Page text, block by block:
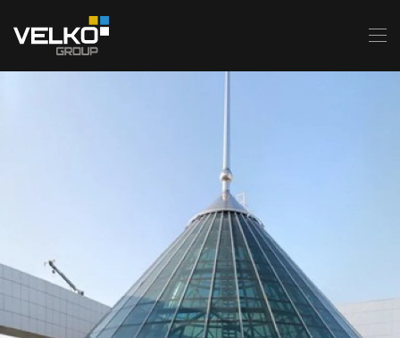
Skip to main content